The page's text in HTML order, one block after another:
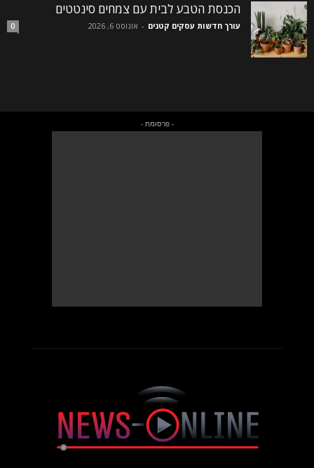
הכנסת הטבע לבית עם צמחים סינטטים
עורך חדשות עסקים קטנים - אוגוסט 6, 2026 0
- פרסומת -